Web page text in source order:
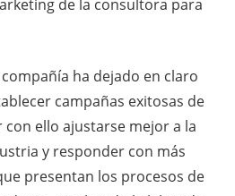
de la consultora para
ha dejado en claro
campañas exitosas de
ello ajustarse mejor a la
y responder con más
presentan los procesos de